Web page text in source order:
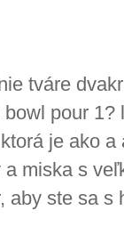
tváre
pour
je ako
miska s
aby ste sa s